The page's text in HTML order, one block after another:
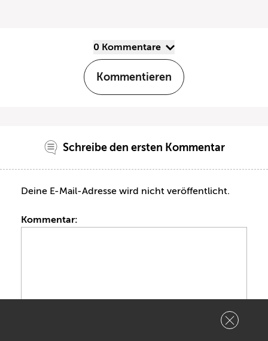
0 Kommentare
Kommentieren
Schreibe den ersten Kommentar
Deine E-Mail-Adresse wird nicht veröffentlicht.
Kommentar: